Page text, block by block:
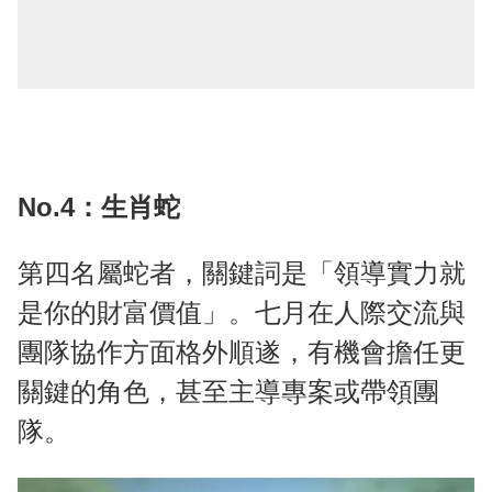
No.4：生肖蛇
第四名屬蛇者，關鍵詞是「領導實力就
是你的財富價值」。七月在人際交流與
團隊協作方面格外順遂，有機會擔任更
關鍵的角色，甚至主導專案或帶領團
隊。